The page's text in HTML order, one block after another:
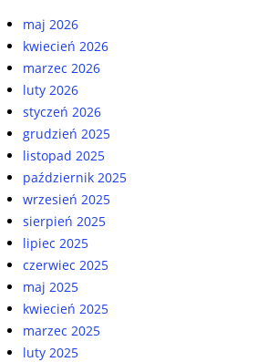
maj 2026
kwiecień 2026
marzec 2026
luty 2026
styczeń 2026
grudzień 2025
listopad 2025
październik 2025
wrzesień 2025
sierpień 2025
lipiec 2025
czerwiec 2025
maj 2025
kwiecień 2025
marzec 2025
luty 2025